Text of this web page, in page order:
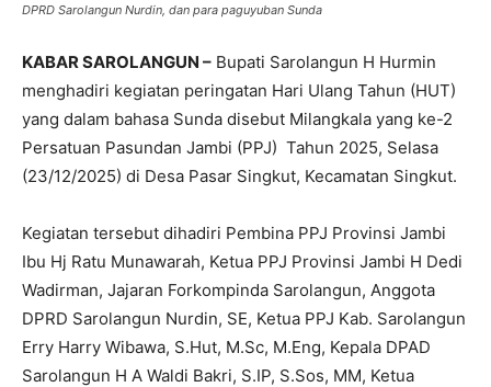
DPRD Sarolangun Nurdin, dan para paguyuban Sunda
KABAR SAROLANGUN – Bupati Sarolangun H Hurmin
menghadiri kegiatan peringatan Hari Ulang Tahun (HUT)
yang dalam bahasa Sunda disebut Milangkala yang ke-2
Persatuan Pasundan Jambi (PPJ) Tahun 2025, Selasa
(23/12/2025) di Desa Pasar Singkut, Kecamatan Singkut.
Kegiatan tersebut dihadiri Pembina PPJ Provinsi Jambi
Ibu Hj Ratu Munawarah, Ketua PPJ Provinsi Jambi H Dedi
Wadirman, Jajaran Forkompinda Sarolangun, Anggota
DPRD Sarolangun Nurdin, SE, Ketua PPJ Kab. Sarolangun
Erry Harry Wibawa, S.Hut, M.Sc, M.Eng, Kepala DPAD
Sarolangun H A Waldi Bakri, S.IP, S.Sos, MM, Ketua